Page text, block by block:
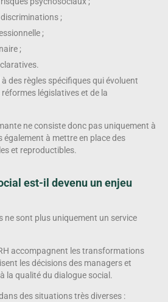
;
;
;
des règles spécifiques qui évoluent
législatives et de la
ne consiste donc pas uniquement à
également à mettre en place des
et reproductibles.
est-il devenu un enjeu
ne sont plus uniquement un service
accompagnent les transformations
les décisions des managers et
la qualité du dialogue social.
des situations très diverses :